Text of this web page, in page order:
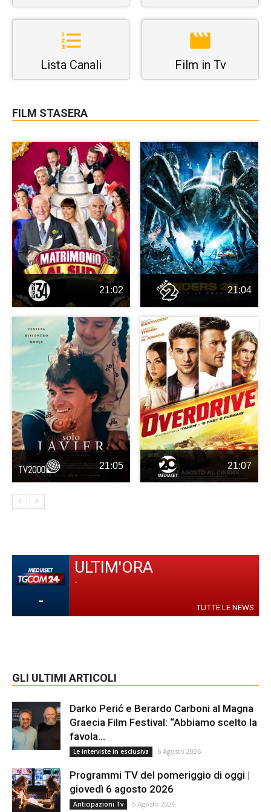
Lista Canali Film in Tv
FILM STASERA
21:02 21:04
21:05 21:07
-
ULTIM'ORA
-
TUTTE LE NEWS
GLI ULTIMI ARTICOLI
Darko Perić e Berardo Carboni al Magna
Graecia Film Festival: “Abbiamo scelto la
favola...
Le interviste in esclusiva 6 Agosto 2026
Programmi TV del pomeriggio di oggi |
giovedì 6 agosto 2026
Anticipazioni Tv 6 Agosto 2026